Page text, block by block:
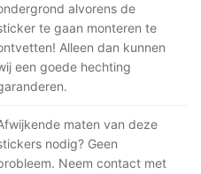
alvorens de
te gaan monteren te
Alleen dan kunnen
een goede hechting
maten van deze
nodig? Geen
Neem contact met